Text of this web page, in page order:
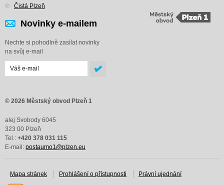
Čistá Plzeň
Novinky e-mailem
Nechte si pohodlně zasílat novinky
na svůj e-mail
© 2026 Městský obvod Plzeň 1
alej Svobody 6045
323 00 Plzeň
Tel.: +420 378 031 115
E-mail: postaumo1@plzen.eu
Mapa stránek Prohlášení o přístupnosti Právní ujednání